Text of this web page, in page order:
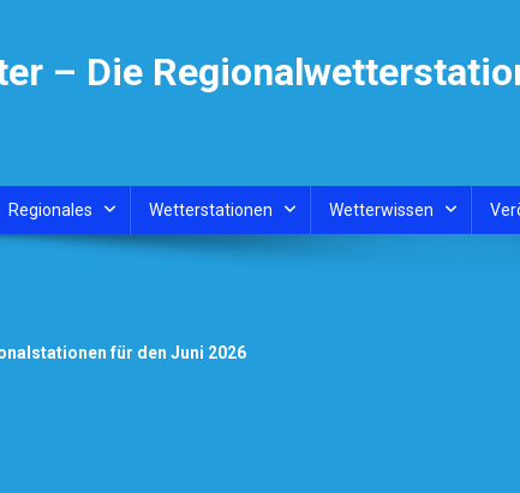
– Die
Regionales Wetterstationen Wetterwissen
für den Juni 2026